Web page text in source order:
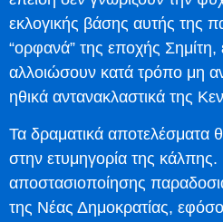
εκλογικής βάσης αυτής της
“ορφανά” της εποχής Σημίτη,
αλλοιώσουν κατά τρόπο μη
ηθικά αντανακλαστικά της
Τα δραματικά αποτελέσματα
στην ετυμηγορία της κάλπης.
αποστασιοποίησης
της Νέας Δημοκρατίας,